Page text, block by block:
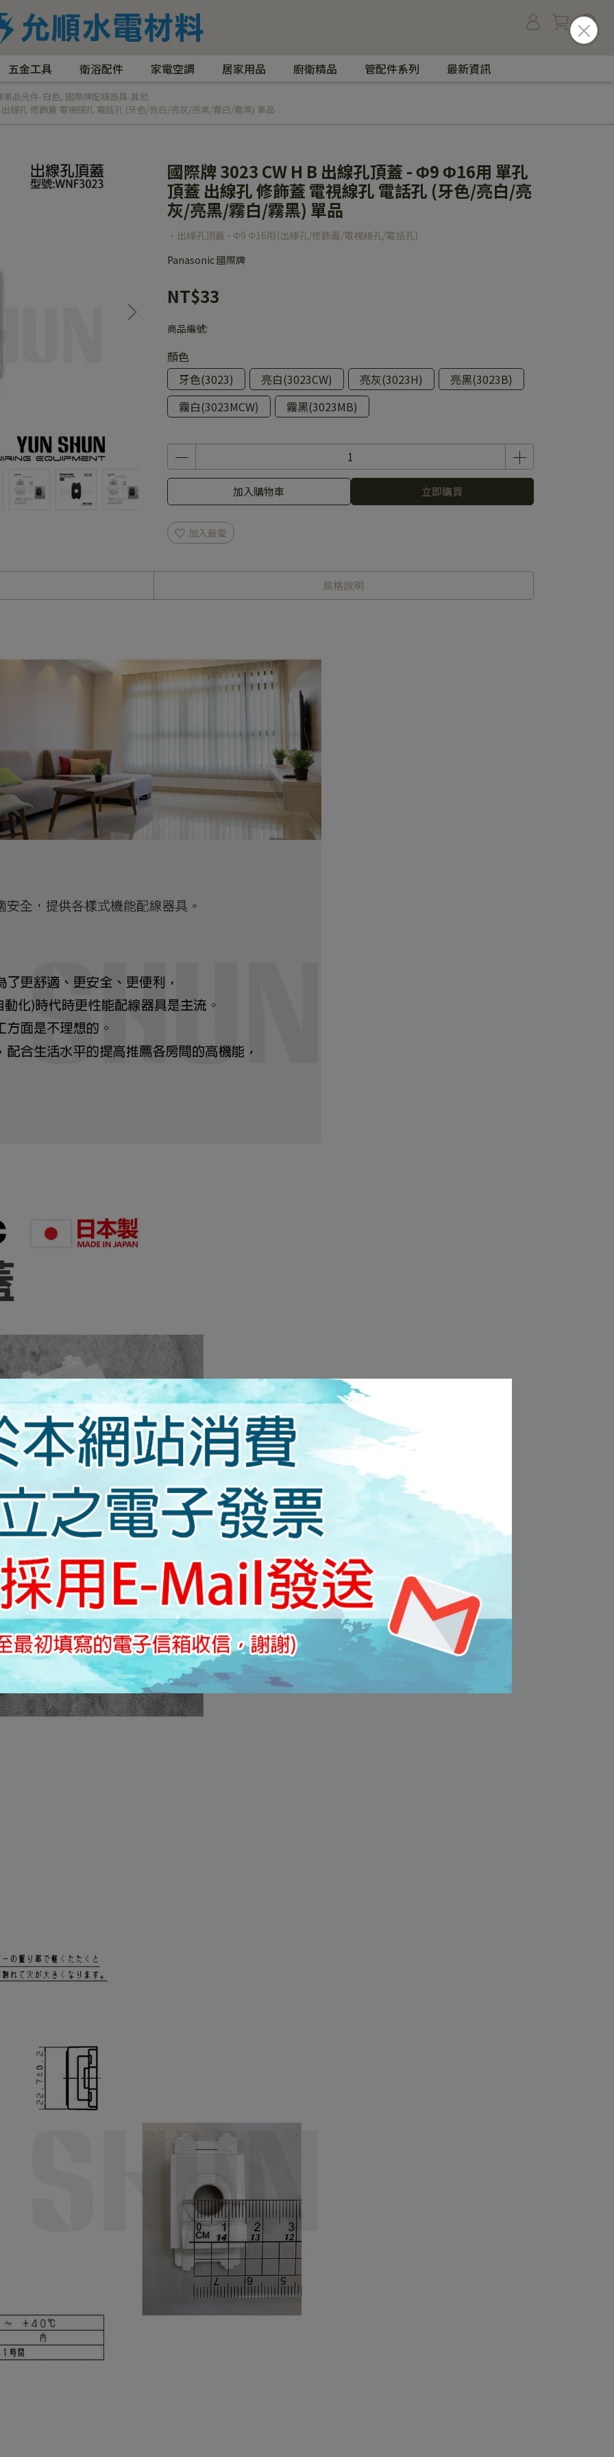
五金工具 衛浴配件 家電空調 居家用品 廚衛精品 管配件系列 最新資訊
單品元件-白色, 國際牌配線器具-其他
線孔 修飾蓋 電視線孔 電話孔 (牙色/亮白/亮灰/亮黑/霧白/霧黑) 單品
國際牌 3023 CW H B 出線孔頂蓋 - Φ9 Φ16用 單孔
頂蓋 出線孔 修飾蓋 電視線孔 電話孔 (牙色/亮白/亮
灰/亮黑/霧白/霧黑) 單品
‧出線孔頂蓋 - Φ9 Φ16用(出線孔/修飾蓋/電視線孔/電話孔)
Panasonic 國際牌
NT$33
商品編號:
顏色
牙色(3023)
亮白(3023CW) 亮灰(3023H)
亮黑(3023B)
霧白(3023MCW)
霧黑(3023MB)
加入購物車 立即購買
加入最愛
規格說明